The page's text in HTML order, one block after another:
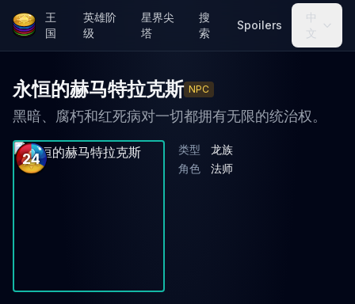
王
国
英雄阶
级
星界尖
塔
搜
索
Spoilers
中
文
永恒的赫马特拉克斯 NPC
黑暗、腐朽和红死病对一切都拥有无限的统治权。
24
类型
龙族
角色
法师